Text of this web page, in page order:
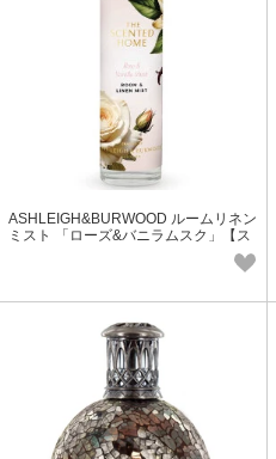
ASHLEIGH&BURWOOD ルームリネン
ミスト 「ローズ&バニラムスク」【ス